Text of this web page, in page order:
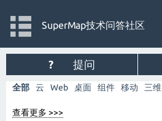
SuperMap技术问答社区
? 提问
全部 云 Web 桌面 组件 移动 三维
查看更多 >>>